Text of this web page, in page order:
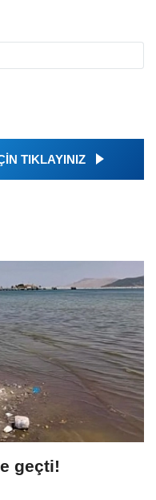
TIKLAYINIZ
geçti!